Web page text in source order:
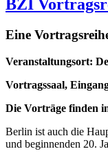
BZI
Eine
Veranstaltungsort:
Vortragssaal,
Die Vorträge finden
Berlin ist auch die
und beginnenden 20.